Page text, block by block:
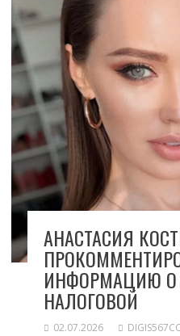
АНАСТАСИЯ
ИНФОРМАЦИЮ О
НАЛОГОВОЙ
02.07.2026